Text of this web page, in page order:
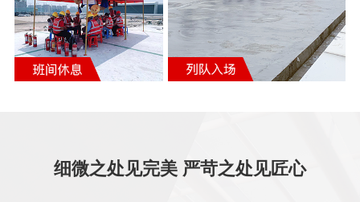
细微之处见完美 严苛之处见匠心